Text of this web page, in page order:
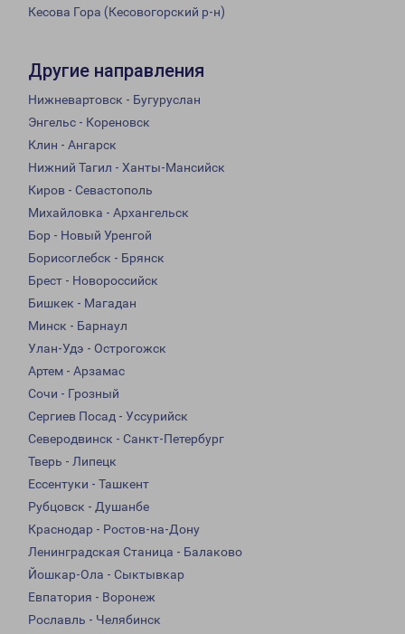
Кесова Гора (Кесовогорский р-н)
Другие направления
Нижневартовск - Бугуруслан
Энгельс - Кореновск
Клин - Ангарск
Нижний Тагил - Ханты-Мансийск
Киров - Севастополь
Михайловка - Архангельск
Бор - Новый Уренгой
Борисоглебск - Брянск
Брест - Новороссийск
Бишкек - Магадан
Минск - Барнаул
Улан-Удэ - Острогожск
Артем - Арзамас
Сочи - Грозный
Сергиев Посад - Уссурийск
Северодвинск - Санкт-Петербург
Тверь - Липецк
Ессентуки - Ташкент
Рубцовск - Душанбе
Краснодар - Ростов-на-Дону
Ленинградская Станица - Балаково
Йошкар-Ола - Сыктывкар
Евпатория - Воронеж
Рославль - Челябинск